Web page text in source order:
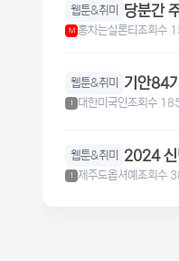
웹툰&취미 당분간
M 홍차는실론티조회수
웹툰&취미 기안84
1 대한미국인조회수
웹툰&취미 2024 신
1 제주도옵셔예 조회수